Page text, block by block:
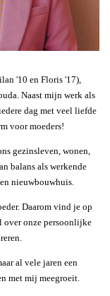
'10 en Floris '17),
Naast mijn werk als
dag met veel liefde
voor moeders!
gezinsleven, wonen,
balans als werkende
nieuwbouwhuis.
Daarom vind je op
over onze persoonlijke
al vele jaren een
met mij meegroeit.